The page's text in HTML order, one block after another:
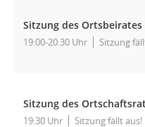
Sitzung des
19:00-20:30 Uhr Sitzung
Sitzung des
19:30 Uhr Sitzung fällt aus!